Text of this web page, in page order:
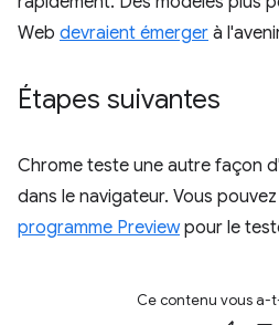
Web devraient émerger à
Étapes suivantes
Chrome teste une autre façon
dans le navigateur. Vous pouvez
programme Previewpour le
Ce contenu vous a-